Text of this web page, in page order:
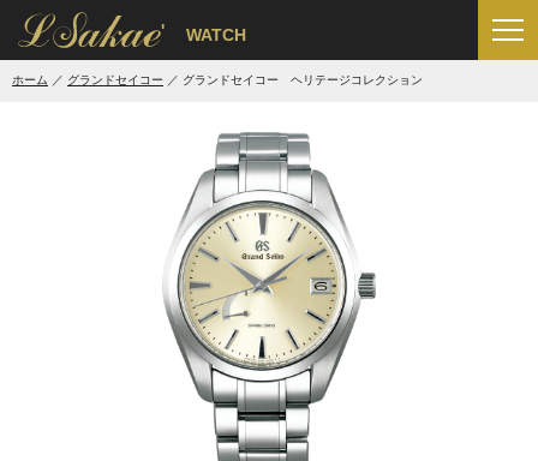
' WATCH
ホーム グランドセイコー グランドセイコー ヘリテージコレクション